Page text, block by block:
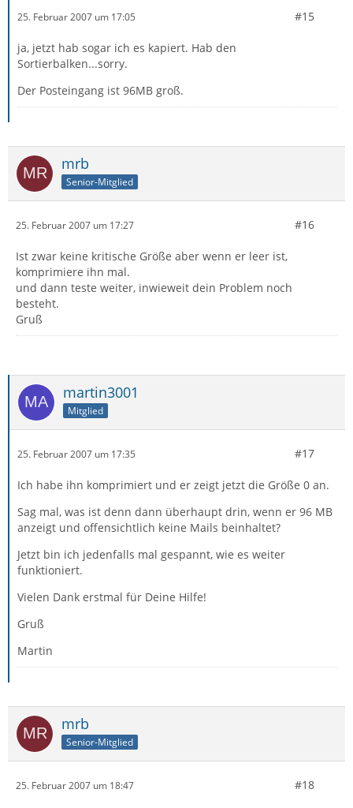
25. Februar 2007 um 17:05 #15
ja, jetzt hab sogar ich es kapiert. Hab den
Sortierbalken...sorry.
Der Posteingang ist 96MB groß.
mrb
Senior-Mitglied
25. Februar 2007 um 17:27 #16
Ist zwar keine kritische Größe aber wenn er leer ist,
komprimiere ihn mal.
und dann teste weiter, inwieweit dein Problem noch
besteht.
Gruß
martin3001
Mitglied
25. Februar 2007 um 17:35 #17
Ich habe ihn komprimiert und er zeigt jetzt die Größe 0 an.
Sag mal, was ist denn dann überhaupt drin, wenn er 96 MB
anzeigt und offensichtlich keine Mails beinhaltet?
Jetzt bin ich jedenfalls mal gespannt, wie es weiter
funktioniert.
Vielen Dank erstmal für Deine Hilfe!
Gruß
Martin
mrb
Senior-Mitglied
25. Februar 2007 um 18:47 #18